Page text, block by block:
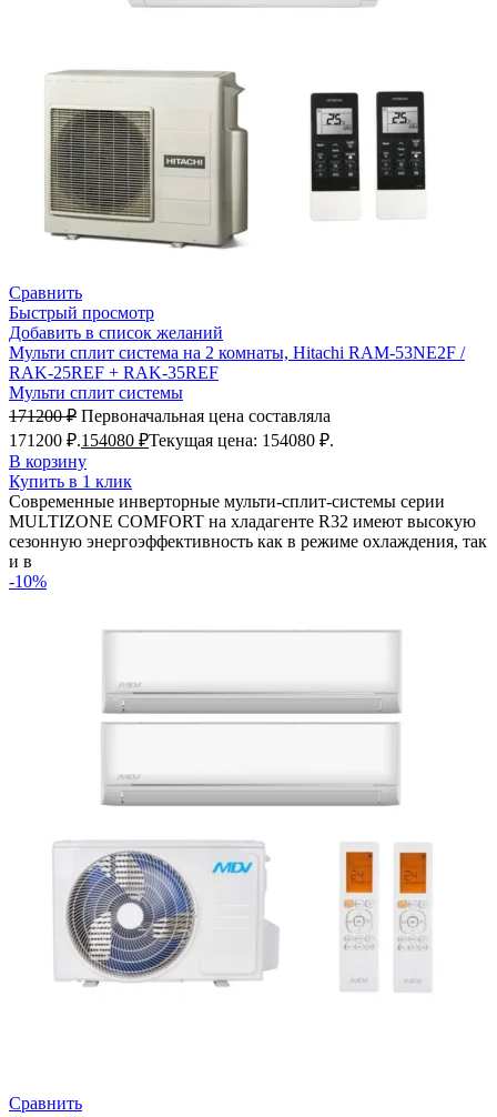
Сравнить
Быстрый просмотр
Добавить в список желаний
Мульти сплит система на 2 комнаты, Hitachi RAM-53NE2F /
RAK-25REF + RAK-35REF
Мульти сплит системы
171200₽ Первоначальная цена составляла
171200 ₽.154080 ₽Текущая цена: 154080 ₽.
В корзину
Купить в 1 клик
Современные инверторные мульти-сплит-системы серии
MULTIZONE COMFORT на хладагенте R32 имеют высокую
сезонную энергоэффективность как в режиме охлаждения, так
и в
-10%
Сравнить